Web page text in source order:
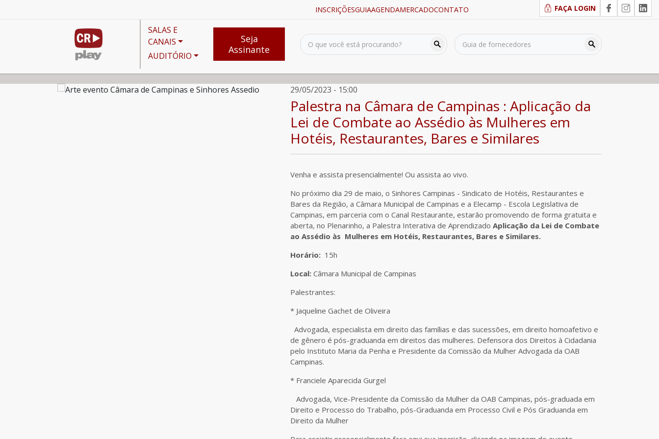
INSCRIÇÕESGUIAAGENDAMERCADOCONTATO FAÇA LOGIN
SALAS E
CANAIS
AUDITÓRIO
Seja
Assinante
29/05/2023 - 15:00
Palestra na Câmara de Campinas : Aplicação da
Lei de Combate ao Assédio às Mulheres em
Hotéis, Restaurantes, Bares e Similares
Venha e assista presencialmente! Ou assista ao vivo.
No próximo dia 29 de maio, o Sinhores Campinas - Sindicato de Hotéis, Restaurantes e
Bares da Região, a Câmara Municipal de Campinas e a Elecamp - Escola Legislativa de
Campinas, em parceria com o Canal Restaurante, estarão promovendo de forma gratuita e
aberta, no Plenarinho, a Palestra Interativa de Aprendizado Aplicação da Lei de Combate
ao Assédio às Mulheres em Hotéis, Restaurantes, Bares e Similares.
Horário: 15h
Local: Câmara Municipal de Campinas
Palestrantes:
* Jaqueline Gachet de Oliveira
Advogada, especialista em direito das famílias e das sucessões, em direito homoafetivo e
de gênero é pós-graduanda em direitos das mulheres. Defensora dos Direitos à Cidadania
pelo Instituto Maria da Penha e Presidente da Comissão da Mulher Advogada da OAB
Campinas.
* Franciele Aparecida Gurgel
Advogada, Vice-Presidente da Comissão da Mulher da OAB Campinas, pós-graduada em
Direito e Processo do Trabalho, pós-Graduanda em Processo Civil e Pós Graduanda em
Direito da Mulher